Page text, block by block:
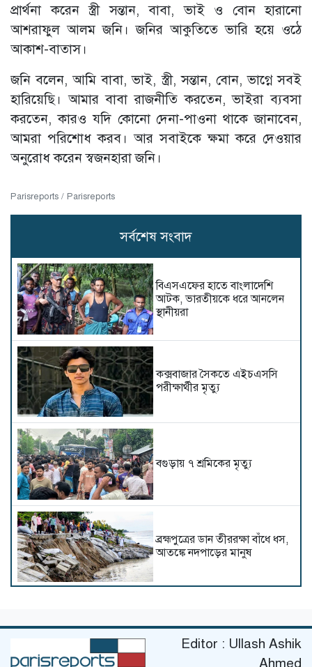
প্রার্থনা করেন স্ত্রী সন্তান, বাবা, ভাই ও বোন হারানো
আশরাফুল আলম জনি। জনির আকুতিতে ভারি হয়ে ওঠে
আকাশ-বাতাস।
জনি বলেন, আমি বাবা, ভাই, স্ত্রী, সন্তান, বোন, ভাগ্নে সবই
হারিয়েছি। আমার বাবা রাজনীতি করতেন, ভাইরা ব্যবসা
করতেন, কারও যদি কোনো দেনা-পাওনা থাকে জানাবেন,
আমরা পরিশোধ করব। আর সবাইকে ক্ষমা করে দেওয়ার
অনুরোধ করেন স্বজনহারা জনি।
Parisreports / Parisreports
সর্বশেষ সংবাদ
বিএসএফের হাতে বাংলাদেশি
আটক, ভারতীয়কে ধরে আনলেন
স্থানীয়রা
কক্সবাজার সৈকতে এইচএসসি
পরীক্ষার্থীর মৃত্যু
বগুড়ায় ৭ শ্রমিকের মৃত্যু
ব্রহ্মপুত্রের ডান তীররক্ষা বাঁধে ধস,
আতঙ্কে নদপাড়ের মানুষ
বেড়ে ৮
Editor : Ullash Ashik
Ahmed